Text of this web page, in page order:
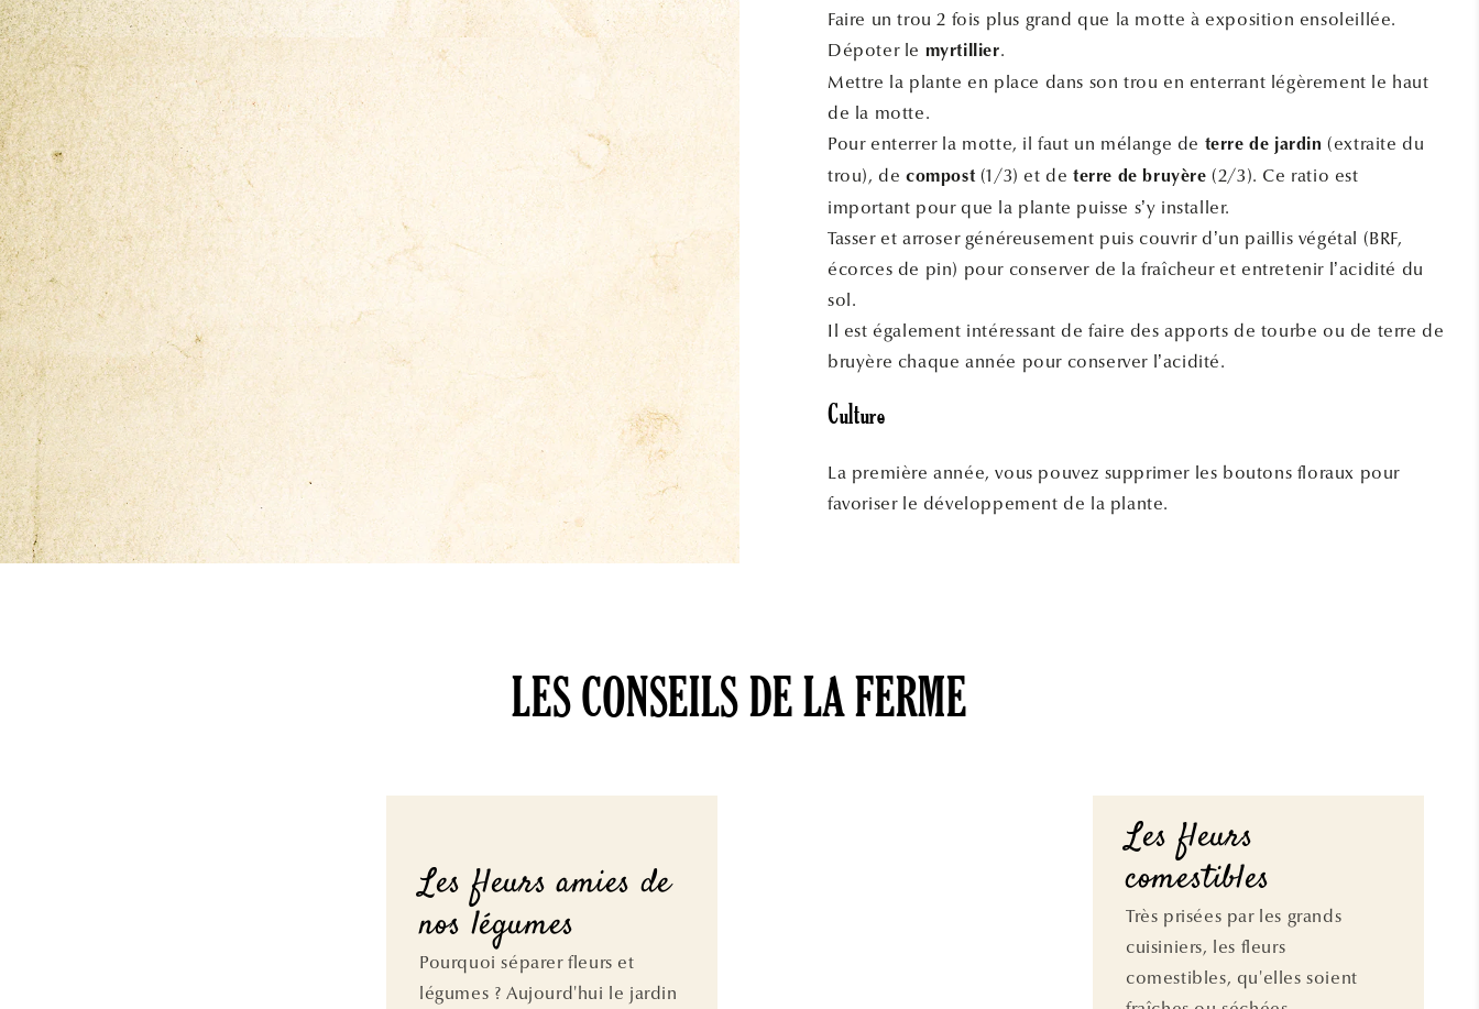
Faire un trou 2 fois plus grand que la motte à exposition ensoleillée.
Dépoter le myrtillier.
Mettre la plante en place dans son trou en enterrant légèrement le haut
de la motte.
Pour enterrer la motte, il faut un mélange de terre de jardin (extraite du
trou), de compost (1/3) et deterre de bruyère (2/3). Ce ratio est
important pour que la plante puisse s’y installer.
Tasser et arroser généreusement puis couvrir d’un paillis végétal (BRF,
écorces de pin) pour conserver de la fraîcheur et entretenir l’acidité du
sol.
Il est également intéressant de faire des apports de tourbe ou de terre de
bruyère chaque année pour conserver l’acidité.
Culture
La première année, vous pouvez supprimer les boutons floraux pour
favoriser le développement de la plante.
LES CONSEILS DE LA FERME
Les fleurs amies de
nos légumes
Pourquoi séparer fleurs et
légumes ? Aujourd'hui le jardin
Les fleurs
comestibles
Très prisées par les grands
cuisiniers, les fleurs
comestibles, qu'elles soient